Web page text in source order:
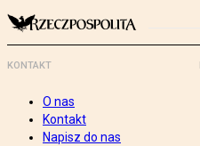
KONTAKT
O nas
Kontakt
Napisz do nas